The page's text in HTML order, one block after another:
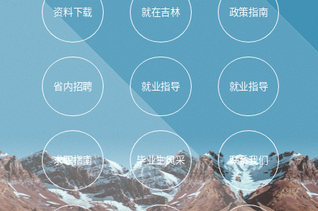
资料下载 就在吉林 政策指南
省内招聘 就业指导 就业指导
求职指南 毕业生风采 联系我们